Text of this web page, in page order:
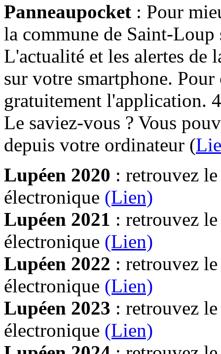
Panneaupocket : Pour
la commune de Saint-Loup
L'actualité et les alertes de
sur votre smartphone.
gratuitement l'application.
Le saviez-vous ? Vous
depuis votre ordinateur (
Lupéen 2020 : retrouvez
électronique (Lien)
Lupéen 2021 : retrouvez
électronique (Lien)
Lupéen 2022 : retrouvez
électronique (Lien)
Lupéen 2023 : retrouvez
électronique (Lien)